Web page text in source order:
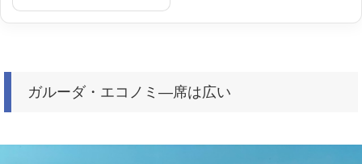
ガルーダ・エコノミ―席は広い